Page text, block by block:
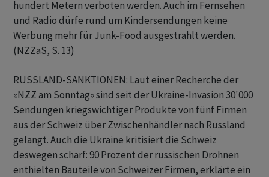
hundert Metern verboten werden. Auch im Fernsehen
und Radio dürfe rund um Kindersendungen keine
Werbung mehr für Junk-Food ausgestrahlt werden.
(NZZaS, S. 13)
RUSSLAND-SANKTIONEN: Laut einer Recherche der
«NZZ am Sonntag» sind seit der Ukraine-Invasion 30'000
Sendungen kriegswichtiger Produkte von fünf Firmen
aus der Schweiz über Zwischenhändler nach Russland
gelangt. Auch die Ukraine kritisiert die Schweiz
deswegen scharf: 90 Prozent der russischen Drohnen
enthielten Bauteile von Schweizer Firmen, erklärte ein